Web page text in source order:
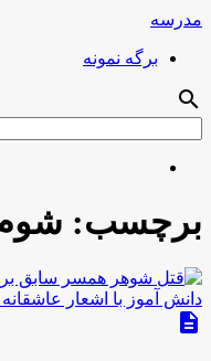
مدرسه
برگه نمونه
search
برچسب:
description